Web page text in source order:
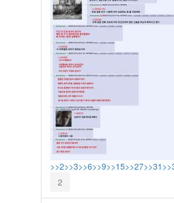
>>2>>3>>6>>9>>15>>27>>31
2